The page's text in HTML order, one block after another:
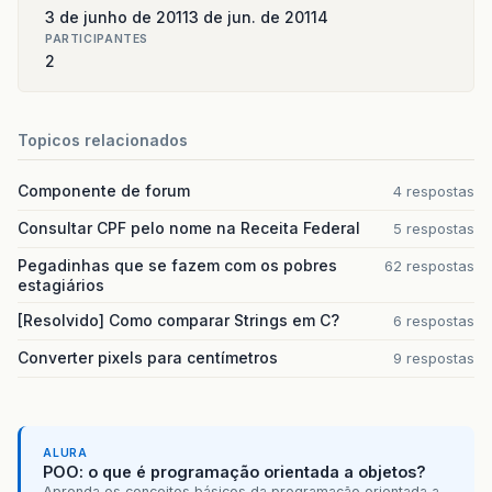
3 de junho de 20113 de jun. de 20114
PARTICIPANTES
2
Topicos relacionados
Componente de forum 4 respostas
Consultar CPF pelo nome na Receita Federal 5 respostas
Pegadinhas que se fazem com os pobres
estagiários
62 respostas
[Resolvido] Como comparar Strings em C? 6 respostas
Converter pixels para centímetros 9 respostas
ALURA
POO: o que é programação orientada a objetos?